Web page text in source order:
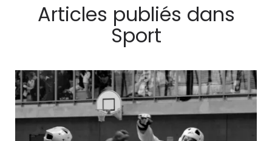
Articles publiés dans
Sport